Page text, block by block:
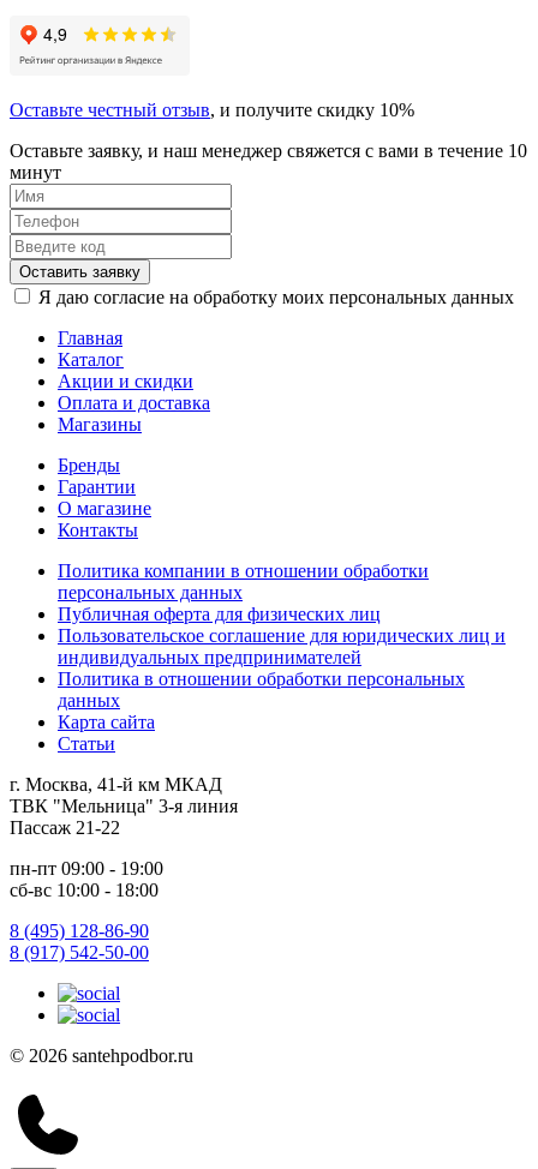
Оставьте честный отзыв, и получите скидку 10%
Оставьте заявку, и наш менеджер свяжется с вами в течение 10
минут
Оставить заявку
Я даю согласие на обработку моих персональных данных
Главная
Каталог
Акции и скидки
Оплата и доставка
Магазины
Бренды
Гарантии
О магазине
Контакты
Политика компании в отношении обработки
персональных данных
Публичная оферта для физических лиц
Пользовательское соглашение для юридических лиц и
индивидуальных предпринимателей
Политика в отношении обработки персональных
данных
Карта сайта
Статьи
г. Москва, 41-й км МКАД
ТВК "Мельница" 3-я линия
Пассаж 21-22
пн-пт 09:00 - 19:00
сб-вс 10:00 - 18:00
8 (495) 128-86-90
8 (917) 542-50-00
© 2026 santehpodbor.ru